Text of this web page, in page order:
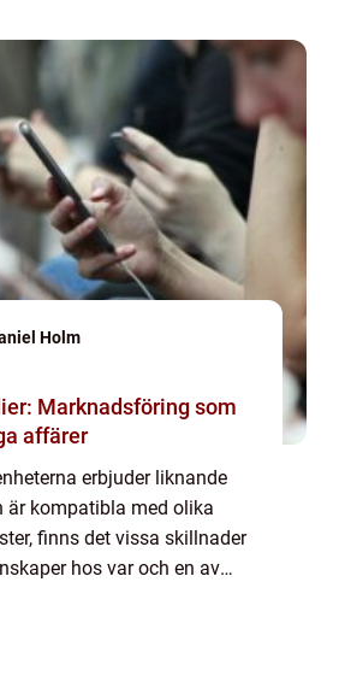
Holm
Marknadsföring som
affärer
erbjuder liknande
är kompatibla med olika
finns det vissa skillnader
hos var och en av